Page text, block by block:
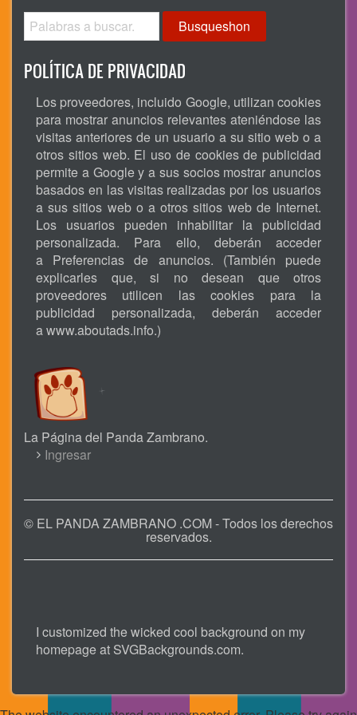
Busqueshon
POLÍTICA DE PRIVACIDAD
Los proveedores, incluido Google, utilizan cookies
para mostrar anuncios relevantes ateniéndose las
visitas anteriores de un usuario a su sitio web o a
otros sitios web. El uso de cookies de publicidad
permite a Google y a sus socios mostrar anuncios
basados en las visitas realizadas por los usuarios
a sus sitios web o a otros sitios web de Internet.
Los usuarios pueden inhabilitar la publicidad
personalizada. Para ello, deberán acceder
a Preferencias de anuncios. (También puede
explicarles que, si no desean que otros
proveedores utilicen las cookies para la
publicidad personalizada, deberán acceder
a www.aboutads.info.)
La Página del Panda Zambrano.
USER
MENU
Ingresar
© EL PANDA ZAMBRANO .COM - Todos los derechos
reservados.
I customized the wicked cool background on my
homepage at SVGBackgrounds.com.